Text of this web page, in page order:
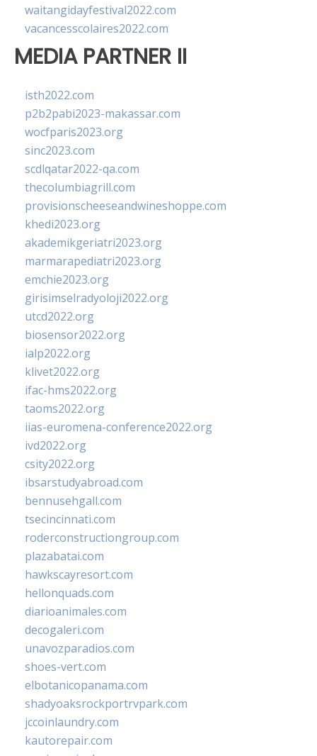
waitangidayfestival2022.com
vacancesscolaires2022.com
MEDIA PARTNER II
isth2022.com
p2b2pabi2023-makassar.com
wocfparis2023.org
sinc2023.com
scdlqatar2022-qa.com
thecolumbiagrill.com
provisionscheeseandwineshoppe.com
khedi2023.org
akademikgeriatri2023.org
marmarapediatri2023.org
emchie2023.org
girisimselradyoloji2022.org
utcd2022.org
biosensor2022.org
ialp2022.org
klivet2022.org
ifac-hms2022.org
taoms2022.org
iias-euromena-conference2022.org
ivd2022.org
csity2022.org
ibsarstudyabroad.com
bennusehgall.com
tsecincinnati.com
roderconstructiongroup.com
plazabatai.com
hawkscayresort.com
hellonquads.com
diarioanimales.com
decogaleri.com
unavozparadios.com
shoes-vert.com
elbotanicopanama.com
shadyoaksrockportrvpark.com
jccoinlaundry.com
kautorepair.com